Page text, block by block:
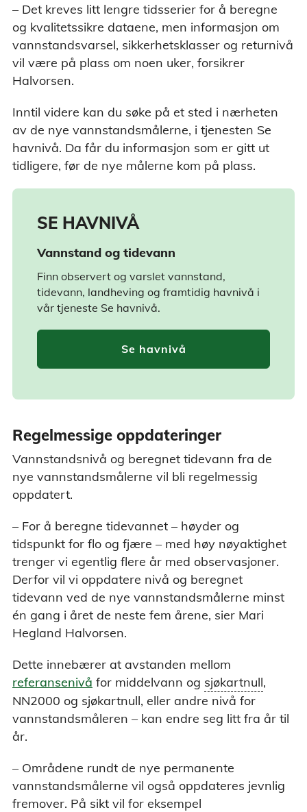
– Det kreves litt lengre tidsserier for å beregne
og kvalitetssikre dataene, men informasjon om
vannstandsvarsel, sikkerhetsklasser og returnivå
vil være på plass om noen uker, forsikrer
Halvorsen.
Inntil videre kan du søke på et sted i nærheten
av de nye vannstandsmålerne, i tjenesten Se
havnivå. Da får du informasjon som er gitt ut
tidligere, før de nye målerne kom på plass.
SE HAVNIVÅ
Vannstand og tidevann
Finn observert og varslet vannstand,
tidevann, landheving og framtidig havnivå i
vår tjeneste Se havnivå.
Se havnivå
Regelmessige oppdateringer
Vannstandsnivå og beregnet tidevann fra de
nye vannstandsmålerne vil bli regelmessig
oppdatert.
– For å beregne tidevannet – høyder og
tidspunkt for flo og fjære – med høy nøyaktighet
trenger vi egentlig flere år med observasjoner.
Derfor vil vi oppdatere nivå og beregnet
tidevann ved de nye vannstandsmålerne minst
én gang i året de neste fem årene, sier Mari
Hegland Halvorsen.
Dette innebærer at avstanden mellom
referansenivå for middelvann og sjøkartnull
sjøkartene har sjøkartnull som
Sjøkartnull ligger så lavt at vannstanden
sjelden er lavere, slik at båter ikke går
,
NN2000 og sjøkartnull, eller andre nivå for
vannstandsmåleren – kan endre seg litt fra år til
år.
– Områdene rundt de nye permanente
vannstandsmålerne vil også oppdateres jevnlig
fremover. På sikt vil for eksempel